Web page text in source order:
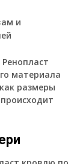
и
материала
размеры